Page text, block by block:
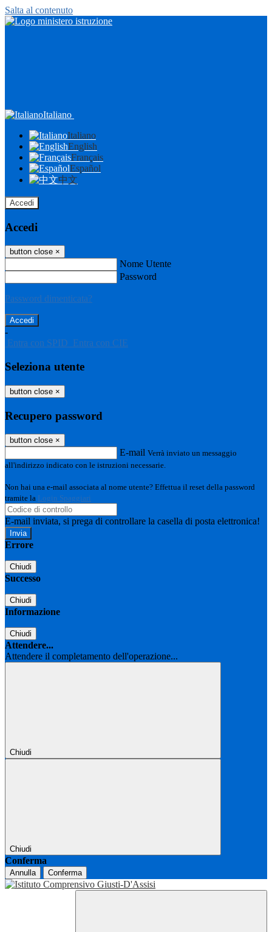
Salta al contenuto
Italiano
Italiano
English
Français
Español
中文
Accedi
Accedi
button close ×
Nome Utente
Password
Password dimenticata?
-
Entra con SPID Entra con CIE
Seleziona utente
button close ×
Recupero password
button close ×
E-mail Verrà inviato un messaggio
all'indirizzo indicato con le istruzioni necessarie.
Non hai una e-mail associata al nome utente? Effettua il reset della password
tramite la Login Spaggiari
E-mail inviata, si prega di controllare la casella di posta elettronica!
Errore
Chiudi
Successo
Chiudi
Informazione
Chiudi
Attendere...
Attendere il completamento dell'operazione...
Chiudi
Chiudi
Conferma
Annulla Conferma